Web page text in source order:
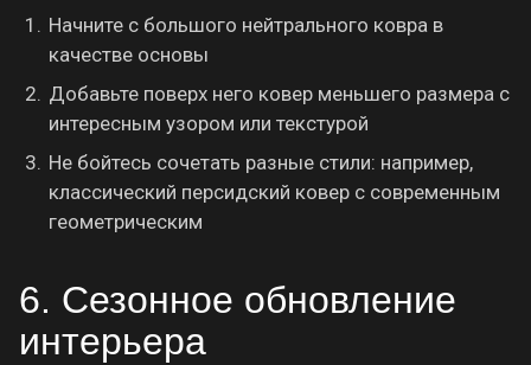
Начните с большого нейтрального ковра в
качестве основы
Добавьте поверх него ковер меньшего размера с
интересным узором или текстурой
Не бойтесь сочетать разные стили: например,
классический персидский ковер с современным
геометрическим
6. Сезонное обновление
интерьера